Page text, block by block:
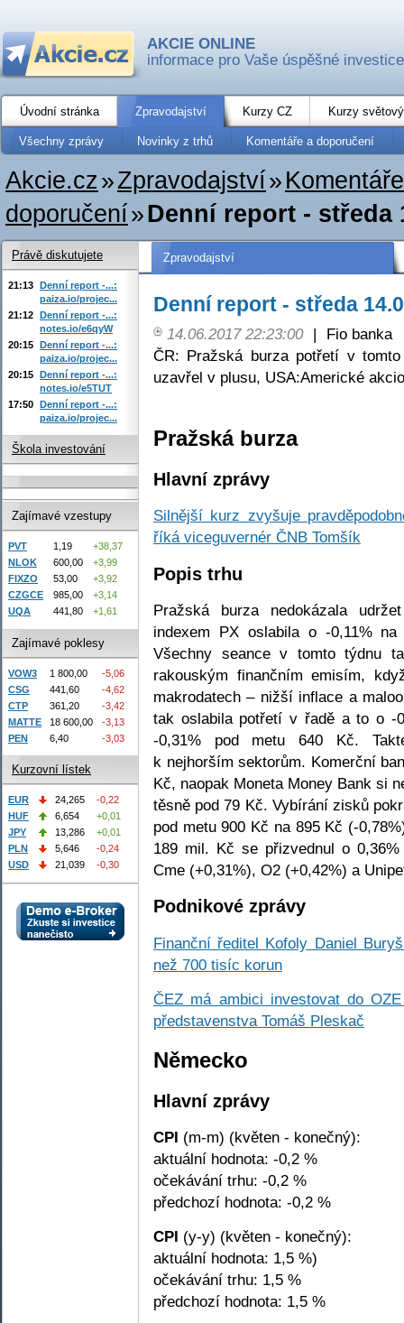
AKCIE ONLINE
informace pro Vaše úspěšné investice
Úvodní stránka Zpravodajství Kurzy CZ Kurzy
Všechny zprávy Novinky z trhů Komentáře a doporučení
Akcie.cz»Zpravodajství»
doporučení»Denní report - středa
Zpravodajství
Denní report - středa
14.06.2017 22:23:00 |
Fio banka
ČR: Pražská burza potřetí v
uzavřel v plusu, USA:Americké
Pražská burza
Hlavní zprávy
Silnější kurz zvyšuje
říká viceguvernér ČNB Tomšík
Popis trhu
Pražská burza nedokázala
indexem PX oslabila o -0,11%
Všechny seance v tomto týdnu
rakouským finančním emisím,
makrodatech – nižší inflace a
tak oslabila potřetí v řadě a to o -
-0,31% pod metu 640 Kč.
k nejhorším sektorům. Komerční
Kč, naopak Moneta Money Bank si
těsně pod 79 Kč. Vybírání zisků
pod metu 900 Kč na 895 Kč (-
189 mil. Kč se přizvednul o
Cme (+0,31%), O2 (+0,42%) a
Podnikové zprávy
Finanční ředitel Kofoly Daniel
než 700 tisíc korun
ČEZ má ambici investovat do
představenstva Tomáš Pleskač
Německo
Hlavní zprávy
CPI (m-m) (květen - konečný):
aktuální hodnota: -0,2 %
očekávání trhu: -0,2 %
předchozí hodnota: -0,2 %
CPI (y-y) (květen - konečný):
aktuální hodnota: 1,5 %)
očekávání trhu: 1,5 %
předchozí hodnota: 1,5 %
Právě diskutujete
21:13 Denní report -...:
paiza.io/projec...
21:12 Denní report -...:
notes.io/e6qyW
20:15 Denní report -...:
paiza.io/projec...
20:15 Denní report -...:
notes.io/e5TUT
17:50 Denní report -...:
paiza.io/projec...
Škola investování
Zajímavé vzestupy
PVT 1,19
+38,37
NLOK
600,00
+3,99
FIXZO
53,00
+3,92
CZGCE
985,00
+3,14
UQA
441,80 +1,61
Zajímavé poklesy
VOW3 1 800,00
-5,06
CSG
441,60
-4,62
CTP
361,20
-3,42
MATTE
18 600,00
-3,13
PEN
6,40 -3,03
Kurzovní lístek
EUR 24,265
-0,22
HUF
6,654
+0,01
JPY
13,286
+0,01
PLN
5,646
-0,24
USD
21,039 -0,30